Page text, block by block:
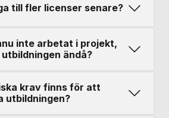
till fler licenser senare?
inte arbetat i projekt,
utbildningen ändå?
krav finns för att
utbildningen?